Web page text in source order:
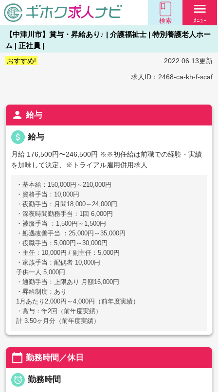
検索
menu
ﾒﾆｭｰ
【中津川市】賞与・昇給あり♪ | 介護福祉士 | 特別養護老人ホー
ム | 正社員 |
おすすめ! 2022.06.13更新
求人ID：2468-ca-kh-f-scaf
person 給与
attach_money 給与
月給 176,500円〜246,500円 ※※初任給は前職での経験・実績
を加味して決定、※トライアル雇用併用求人
・基本給：150,000円～210,000円
・資格手当：10,000円
・夜勤手当：月間18,000～24,000円
・深夜時間勤務手当：1回 6,000円
・被服手当 ：1,500円～1,500円
・処遇改善手当 ：25,000円～35,000円
・役職手当：5,000円～30,000円
・主任：10,000円 / 副主任：5,000円
・家族手当：配偶者 10,000円
子供一人 5,000円
・通勤手当：上限あり 月額16,000円
・昇給制度：あり
1月あたり2,000円～4,000円（前年度実績）
・賞与：年2回（前年度実績）
計 3.50ヶ月分（前年度実績）
calendar_today 勤務時間／休日
 勤務時間